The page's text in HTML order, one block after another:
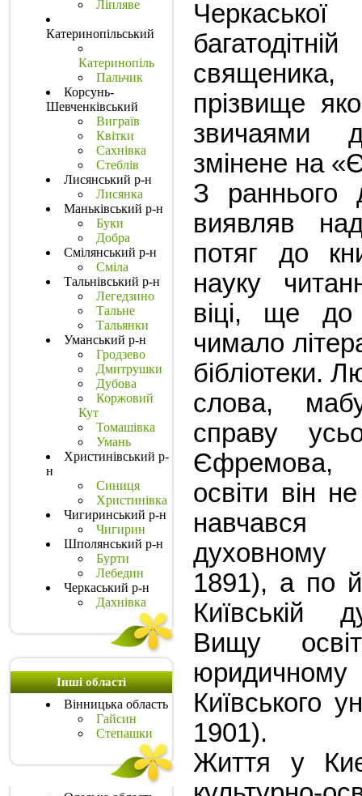
Ліпляве
Катеринопільський
Катеринопіль
Пальчик
Корсунь-
Шевченківський
Виграїв
Квітки
Сахнівка
Стеблів
Лисянський р-н
Лисянка
Маньківський р-н
Буки
Добра
Смілянський р-н
Сміла
Тальнівський р-н
Легедзино
Тальне
Тальянки
Уманський р-н
Гродзево
Дмитрушки
Дубова
Коржовий
Кут
Томашівка
Умань
Христинівський р-
н
Синиця
Христинівка
Чигиринський р-н
Чигирин
Шполянський р-н
Бурти
Лебедин
Черкаський р-н
Дахнівка
Інші області
Вінницька область
Гайсин
Степашки
прізвище
звичаями
змінене на
З раннього
виявляв
потяг до
науку
віці, ще до
чимало
бібліотеки.
слова,
справу
Єфремова,
освіти він
1891), а по
Київській
Вищу
Київського
1901).
Життя у